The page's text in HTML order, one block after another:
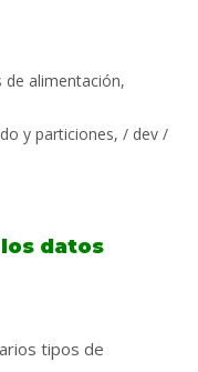
de alimentación,
y particiones, / dev /
datos
tipos de